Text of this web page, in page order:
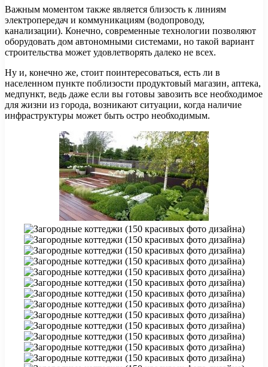
Важным моментом также является близость к линиям
электропередач и коммуникациям (водопроводу,
канализации). Конечно, современные технологии позволяют
оборудовать дом автономными системами, но такой вариант
строительства может удовлетворять далеко не всех.
Ну и, конечно же, стоит поинтересоваться, есть ли в
населенном пункте поблизости продуктовый магазин, аптека,
медпункт, ведь даже если вы готовы завозить все необходимое
для жизни из города, возникают ситуации, когда наличие
инфраструктуры может быть остро необходимым.